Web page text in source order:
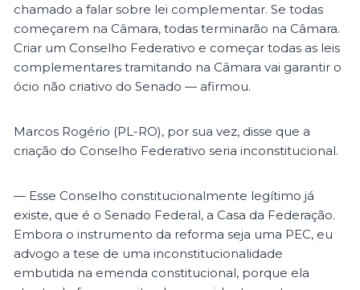
chamado a falar sobre lei complementar. Se todas
começarem na Câmara, todas terminarão na Câmara.
Criar um Conselho Federativo e começar todas as leis
complementares tramitando na Câmara vai garantir o
ócio não criativo do Senado — afirmou.
Marcos Rogério (PL-RO), por sua vez, disse que a
criação do Conselho Federativo seria inconstitucional.
— Esse Conselho constitucionalmente legítimo já
existe, que é o Senado Federal, a Casa da Federação.
Embora o instrumento da reforma seja uma PEC, eu
advogo a tese de uma inconstitucionalidade
embutida na emenda constitucional, porque ela